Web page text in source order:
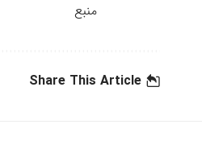
منبع
Share This Article